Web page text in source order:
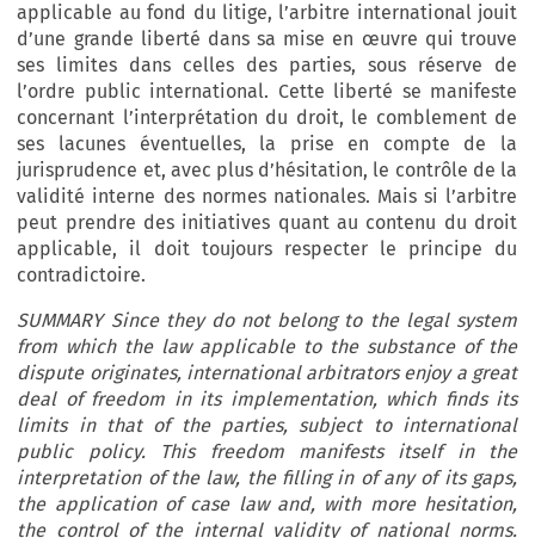
applicable au fond du litige, l’arbitre international jouit
d’une grande liberté dans sa mise en œuvre qui trouve
ses limites dans celles des parties, sous réserve de
l’ordre public international. Cette liberté se manifeste
concernant l’interprétation du droit, le comblement de
ses lacunes éventuelles, la prise en compte de la
jurisprudence et, avec plus d’hésitation, le contrôle de la
validité interne des normes nationales. Mais si l’arbitre
peut prendre des initiatives quant au contenu du droit
applicable, il doit toujours respecter le principe du
contradictoire.
SUMMARY Since they do not belong to the legal system
from which the law applicable to the substance of the
dispute originates, international arbitrators enjoy a great
deal of freedom in its implementation, which finds its
limits in that of the parties, subject to international
public policy. This freedom manifests itself in the
interpretation of the law, the filling in of any of its gaps,
the application of case law and, with more hesitation,
the control of the internal validity of national norms.